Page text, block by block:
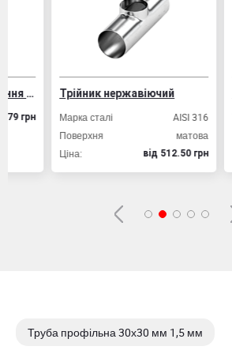
Трійник нержавіючий
Марка сталі
AISI 316
Поверхня
вiд 512.50 грн
Ціна:
Труба профільна 30х30 мм 1,5 мм